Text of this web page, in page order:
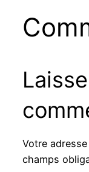
Votre
champs